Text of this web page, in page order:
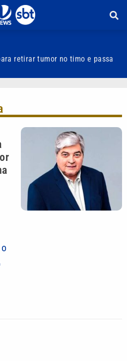
retirar tumor no timo e passa